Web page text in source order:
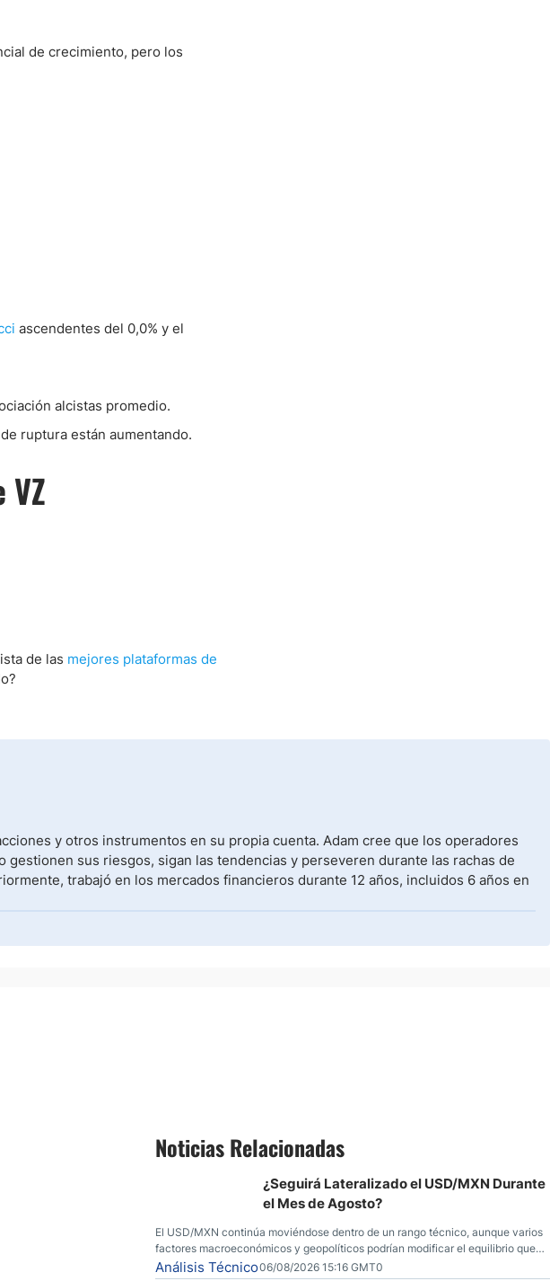
de crecimiento, pero los
ascendentes del 0,0% y el
alcistas promedio.
ruptura están aumentando.
de las mejores plataformas de
y otros instrumentos en su propia cuenta. Adam cree que los operadores
sus riesgos, sigan las tendencias y perseveren durante las rachas de
trabajó en los mercados financieros durante 12 años, incluidos 6 años en
Noticias Relacionadas
¿Seguirá Lateralizado el USD/MXN Durante
el Mes de Agosto?
El USD/MXN continúa moviéndose dentro de un rango técnico, aunque varios
factores macroeconómicos y geopolíticos podrían modificar el equilibrio que
ha dominado al mercado en las últimas semanas.
Análisis Técnico06/08/2026 15:16 GMT0